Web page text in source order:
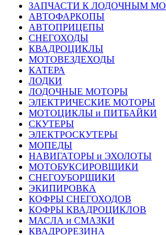
ЗАПЧАСТИ К ЛОДОЧНЫМ
АВТОФАРКОПЫ
АВТОПРИЦЕПЫ
СНЕГОХОДЫ
КВАДРОЦИКЛЫ
МОТОВЕЗДЕХОДЫ
КАТЕРА
ЛОДКИ
ЛОДОЧНЫЕ МОТОРЫ
ЭЛЕКТРИЧЕСКИЕ МОТОРЫ
МОТОЦИКЛЫ и ПИТБАЙКИ
СКУТЕРЫ
ЭЛЕКТРОСКУТЕРЫ
МОПЕДЫ
НАВИГАТОРЫ и ЭХОЛОТЫ
МОТОБУКСИРОВЩИКИ
СНЕГОУБОРЩИКИ
ЭКИПИРОВКА
КОФРЫ СНЕГОХОДОВ
КОФРЫ КВАДРОЦИКЛОВ
МАСЛА и СМАЗКИ
КВАДРОРЕЗИНА